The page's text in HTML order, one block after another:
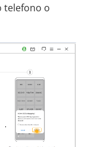
telefono o